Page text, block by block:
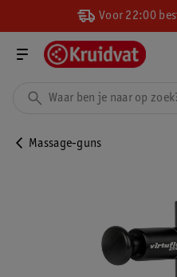
Voor 22:00
Massage-guns